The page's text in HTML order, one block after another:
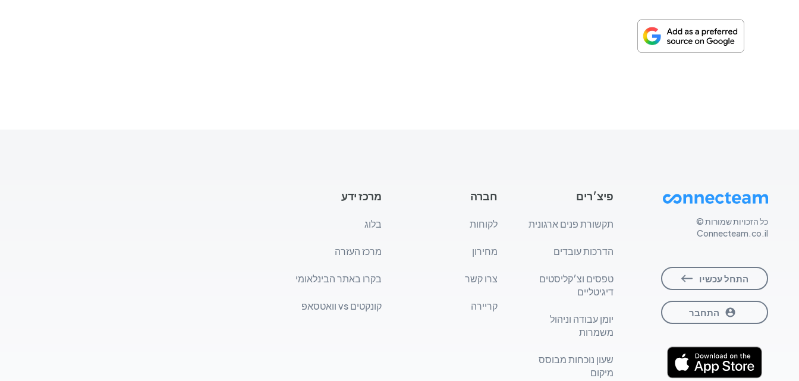
כל הזכויות שמורות ©
Connecteam.co.il
התחל עכשיו
התחבר
פיצ׳רים
תקשורת פנים ארגונית
הדרכות עובדים
טפסים וצ׳קליסטים
דיגיטליים
יומן עבודה וניהול
משמרות
שעון נוכחות מבוסס
מיקום
חברה
לקוחות
מחירון
צרו קשר
קריירה
מרכז ידע
בלוג
מרכז העזרה
בקרו באתר הבינלאומי
קונקטים vs וואטסאפ